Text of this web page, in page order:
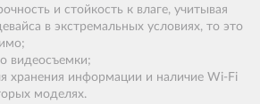
и стойкость к влаге, учитывая
в экстремальных условиях, то это
видеосъемки;
хранения информации и наличие Wi-Fi
моделях.